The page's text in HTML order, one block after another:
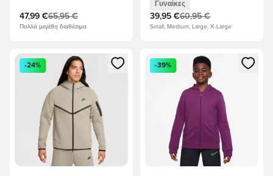
47,99 €65,95 €
Πολλά μεγέθη διαθέσιμα
Γυναίκες
39,95 €60,95 €
Small, Medium, Large, X-Large
Ανοίγει ένα Modal για να συνδεθείτε ή να εγγραφείτε ως
-24%
Ανοίγει ένα Modal για να
-39%